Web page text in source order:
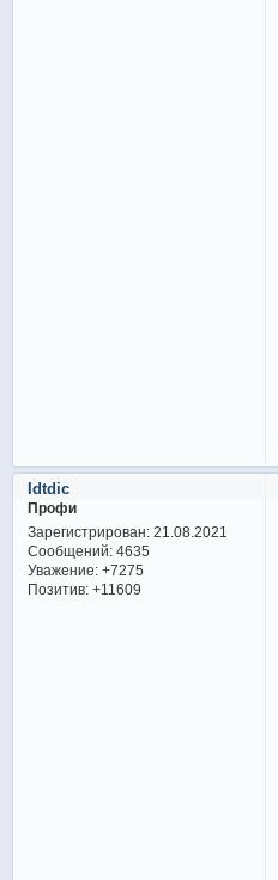
Idtdic
Профи
Зарегистрирован: 21.08.2021
Сообщений:4635
Уважение: +7275
Позитив: +11609